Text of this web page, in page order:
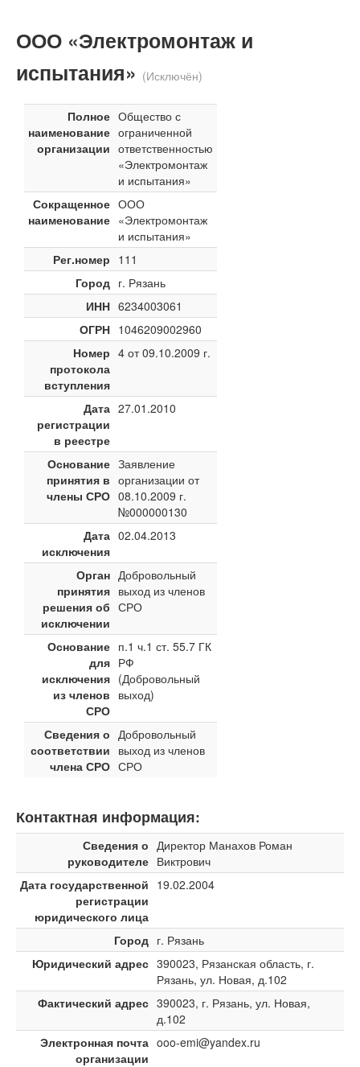
ООО «Электромонтаж и
испытания» (Исключён)
Полное
наименование
организации
Общество с
ограниченной
ответственностью
«Электромонтаж
и испытания»
Сокращенное
наименование
ООО
«Электромонтаж
и испытания»
Рег.номер 111
Город г. Рязань
ИНН 6234003061
ОГРН 1046209002960
Номер
протокола
вступления
4 от 09.10.2009 г.
Дата
регистрации
в реестре
27.01.2010
Основание
принятия в
члены СРО
Заявление
организации от
08.10.2009 г.
№000000130
Дата
исключения
02.04.2013
Орган
принятия
решения об
исключении
Добровольный
выход из членов
СРО
Основание
для
исключения
из членов
СРО
п.1 ч.1 ст. 55.7 ГК
РФ
(Добровольный
выход)
Сведения о
соответствии
члена СРО
Добровольный
выход из членов
СРО
Контактная информация:
Сведения о
руководителе
Директор Манахов Роман
Виктрович
Дата государственной
регистрации
юридического лица
19.02.2004
Город г. Рязань
Юридический адрес 390023, Рязанская область, г.
Рязань, ул. Новая, д.102
Фактический адрес 390023, г. Рязань, ул. Новая,
д.102
Электронная почта
организации
ooo-emi@yandex.ru